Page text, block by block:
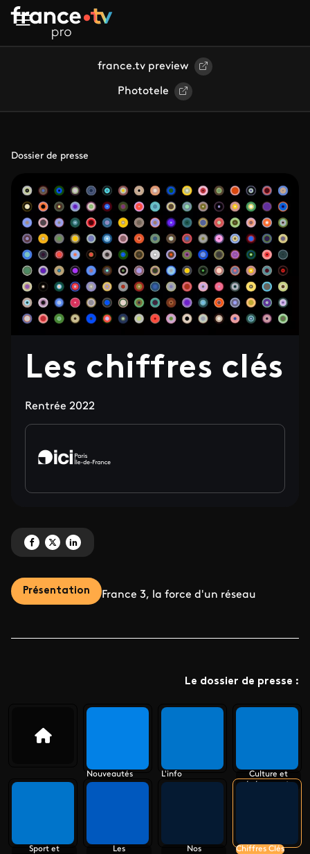
Aller au contenu principal
france.tv preview
Phototele
Dossier de presse
Les chiffres clés
Rentrée 2022
Partagez 'Les chiffres clés' sur Facebook
Partagez 'Les chiffres clés' sur X
Partagez 'Les chiffres clés' sur LinkedIn
Présentation France 3, la force d'un réseau
Le dossier de presse :
Nouveautés L'info
Culture et
événements
Sport et
Les
Nos
Chiffres Clés